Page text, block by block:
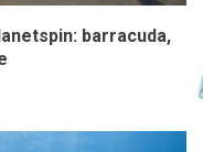
barracuda,